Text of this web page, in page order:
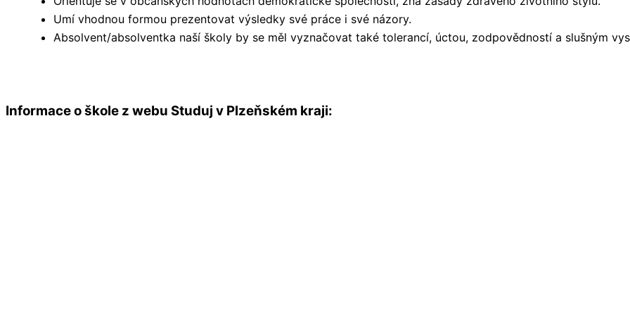
Umí vhodnou formou prezentovat výsledky své práce i své názory.
Absolvent/absolventka naší školy by se měl vyznačovat také tolerancí, úctou, zodpovědností a slušným
Informace o škole z webu Studuj v Plzeňském kraji: